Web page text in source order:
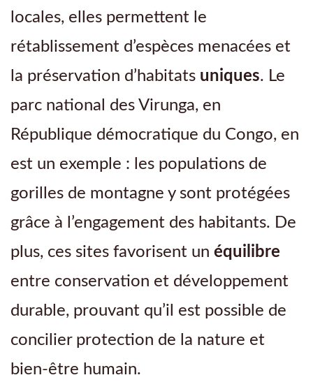
locales, elles permettent le
rétablissement d’espèces menacées et
la préservation d’habitats uniques. Le
parc national des Virunga, en
République démocratique du Congo, en
est un exemple : les populations de
gorilles de montagne y sont protégées
grâce à l’engagement des habitants. De
plus, ces sites favorisent un équilibre
entre conservation et développement
durable, prouvant qu’il est possible de
concilier protection de la nature et
bien-être humain.